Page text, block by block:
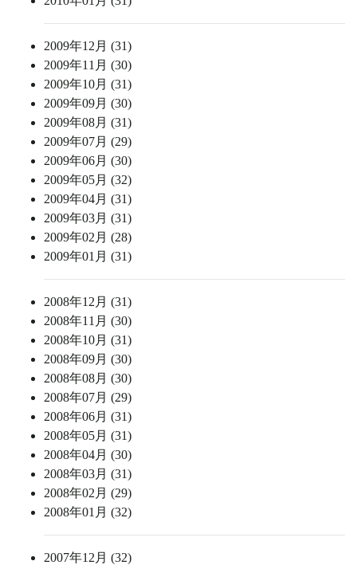
2009年12月 (31)
2009年11月 (30)
2009年10月 (31)
2009年09月 (30)
2009年08月 (31)
2009年07月 (29)
2009年06月 (30)
2009年05月 (32)
2009年04月 (31)
2009年03月 (31)
2009年02月 (28)
2009年01月 (31)
2008年12月 (31)
2008年11月 (30)
2008年10月 (31)
2008年09月 (30)
2008年08月 (30)
2008年07月 (29)
2008年06月 (31)
2008年05月 (31)
2008年04月 (30)
2008年03月 (31)
2008年02月 (29)
2008年01月 (32)
2007年12月 (32)